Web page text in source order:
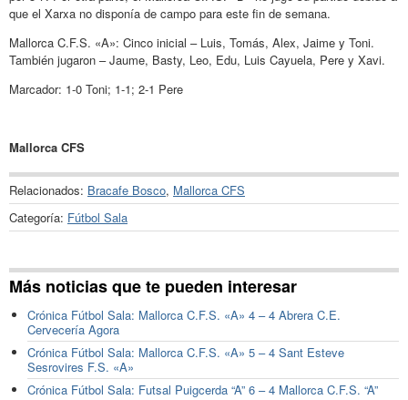
que el Xarxa no disponía de campo para este fin de semana.
Mallorca C.F.S. «A»: Cinco inicial – Luis, Tomás, Alex, Jaime y Toni.
También jugaron – Jaume, Basty, Leo, Edu, Luis Cayuela, Pere y Xavi.
Marcador: 1-0 Toni; 1-1; 2-1 Pere
Mallorca CFS
Relacionados: Bracafe Bosco, Mallorca CFS
Categoría: Fútbol Sala
Más noticias que te pueden interesar
Crónica Fútbol Sala: Mallorca C.F.S. «A» 4 – 4 Abrera C.E.
Cervecería Agora
Crónica Fútbol Sala: Mallorca C.F.S. «A» 5 – 4 Sant Esteve
Sesrovires F.S. «A»
Crónica Fútbol Sala: Futsal Puigcerda “A” 6 – 4 Mallorca C.F.S. “A”